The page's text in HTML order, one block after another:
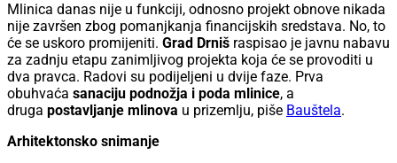
Mlinica danas nije u funkciji, odnosno projekt obnove nikada
nije završen zbog pomanjkanja financijskih sredstava. No, to
će se uskoro promijeniti. Grad Drniš raspisao je javnu nabavu
za zadnju etapu zanimljivog projekta koja će se provoditi u
dva pravca. Radovi su podijeljeni u dvije faze. Prva
obuhvaća sanaciju podnožja i poda mlinice, a
druga postavljanje mlinova u prizemlju, piše Bauštela.
Arhitektonsko snimanje